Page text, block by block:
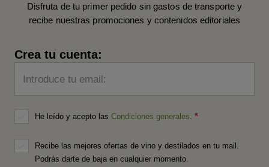
Disfruta de tu primer pedido sin gastos de transporte y
recibe nuestras promociones y contenidos editoriales
Crea tu cuenta:
Introduce tu email:
He leído y acepto las Condiciones generales
Recibe las mejores ofertas de vino y destilados en tu mail.
Podrás darte de baja en cualquier momento.